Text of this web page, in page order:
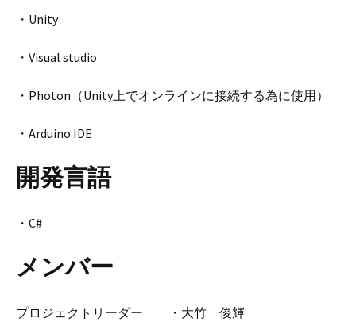
・Unity
・Visual studio
・Photon（Unity上でオンラインに接続する為に使用）
・Arduino IDE
開発言語
・C#
メンバー
プロジェクトリーダー ・大竹 俊輝